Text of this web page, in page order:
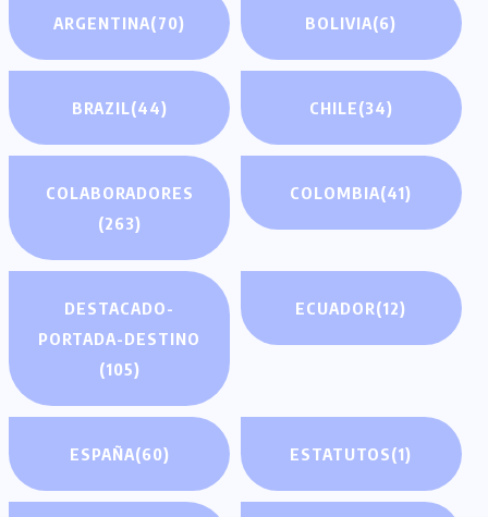
ARGENTINA(70) BOLIVIA(6)
BRAZIL(44) CHILE(34)
COLABORADORES
(263)
COLOMBIA(41)
DESTACADO-
PORTADA-DESTINO
(105)
ECUADOR(12)
ESPAÑA(60) ESTATUTOS(1)